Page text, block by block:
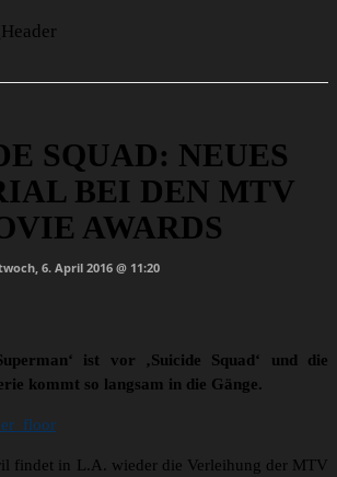
SQUAD: NEUES
BEI DEN MTV
AWARDS
6. April 2016 @ 11:20
ist vor ‚Suicide Squad‘ und die
kommt so langsam in die Gänge.
findet in L.A. wieder die Verleihung der MTV